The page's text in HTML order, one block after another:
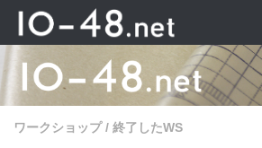
Skip to content
ワークショップ / 終了したWS